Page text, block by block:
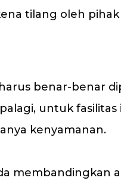
tilang oleh pihak
benar-benar
untuk
kenyamanan.
membandingkan